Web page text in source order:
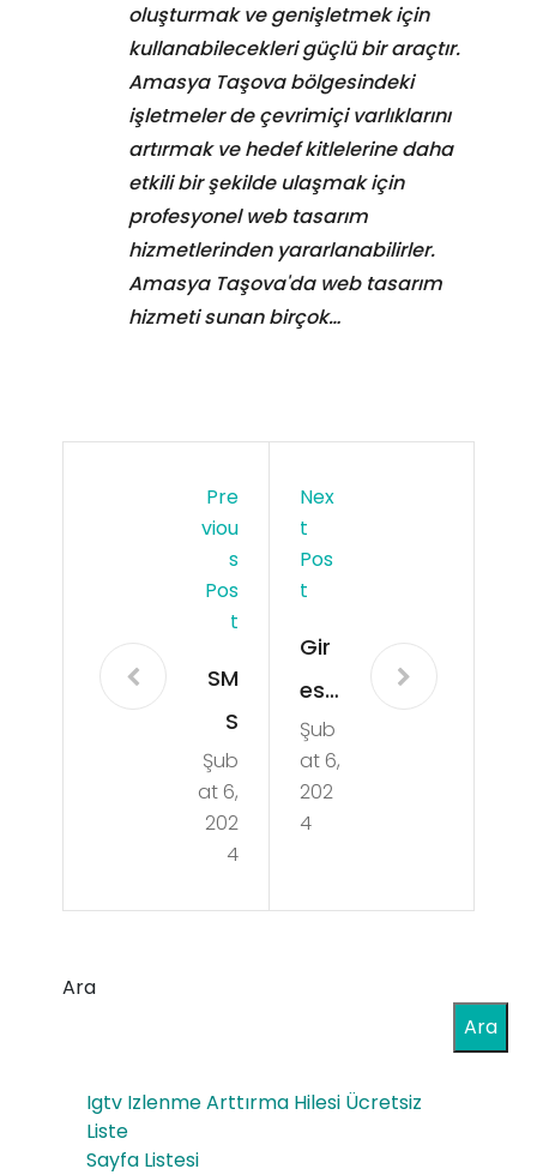
oluşturmak ve genişletmek için
kullanabilecekleri güçlü bir araçtır.
Amasya Taşova bölgesindeki
işletmeler de çevrimiçi varlıklarını
artırmak ve hedef kitlelerine daha
etkili bir şekilde ulaşmak için
profesyonel web tasarım
hizmetlerinden yararlanabilirler.
Amasya Taşova'da web tasarım
hizmeti sunan birçok…
Pre
Viou
S
Pos
T
SM
S
On
ay
–
eti
Şub
at 6,
202
4
Nex
T
Pos
T
Gir
esu
n
Ça
mol
We
Şub
at 6,
202
4
Ara
Ara
Igtv Izlenme Arttırma Hilesi Ücretsiz
Liste
Sayfa Listesi